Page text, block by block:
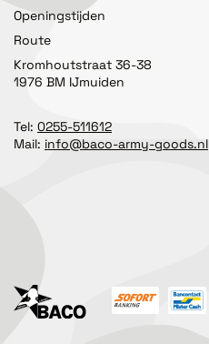
Openingstijden
Route
Kromhoutstraat 36-38
1976 BM IJmuiden
Tel: 0255-511612
Mail: info@baco-army-goods.nl